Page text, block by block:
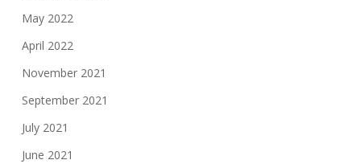
May 2022
April 2022
November 2021
September 2021
July 2021
June 2021